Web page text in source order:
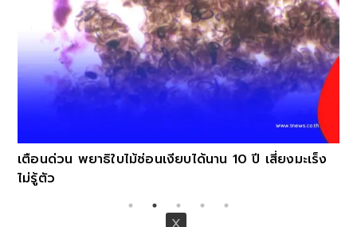
เตือนด่วน พยาธิใบไม้ซ่อนเงียบได้นาน 10 ปี เสี่ยงมะเร็ง
ไม่รู้ตัว